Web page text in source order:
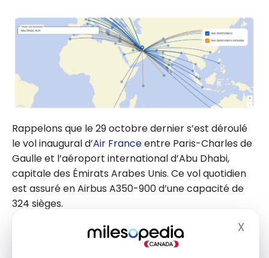
X
Rappelons que le 29 octobre dernier s’est déroulé
le vol inaugural d’Air Franceentre Paris-Charles de
Gaulle et l’aéroport international d’Abu Dhabi,
capitale des Émirats Arabes Unis. Ce vol quotidien
est assuré en Airbus A350-900 d’une capacité de
324 sièges.